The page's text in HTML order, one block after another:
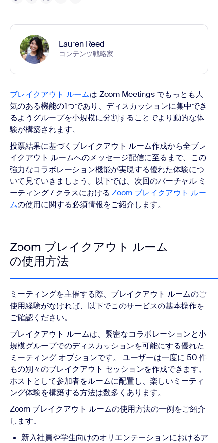
Lauren Reed
コンテンツ戦略家
ブレイクアウト ルームは Zoom Meetings でもっとも人
気のある機能の1つであり、ディスカッションに集中でき
るようグループを小規模に分割することでより動的な体
験が構築されます。
投票結果に基づくブレイクアウト ルーム作成から全ブレ
イクアウト ルームへのメッセージ配信に至るまで、この
強力なコラボレーション機能が実現する優れた体験につ
いて見ていきましょう。以下では、次回のバーチャル ミ
ーティング / クラスにおける Zoom ブレイクアウト ルー
ムの使用に関する必須情報をご紹介します。
Zoom ブレイクアウト ルーム
の使用方法
ミーティングを主催する際、ブレイクアウト ルームのご
使用経験がなければ、以下でこのサービスの基本操作を
ご確認ください。
ブレイクアウト ルームは、緊密なコラボレーションと小
規模グループでのディスカッションを可能にする優れた
ミーティング オプションです。 ユーザーは一度に 50 件
もの別々のブレイクアウト セッションを作成できます。
ホストとして参加者をルームに配置し、楽しいミーティ
ング体験を構築する方法は数多くあります。
Zoom ブレイクアウト ルームの使用方法の一例をご紹介
します。
新入社員や学生向けのオリエンテーションにおけるア